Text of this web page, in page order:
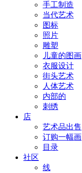
手工制造
当代艺术
图标
照片
雕塑
儿童的图画
衣服设计
街头艺术
人体艺术
内部的
刺绣
店
艺术品出售
订购一幅画
目录
社区
线